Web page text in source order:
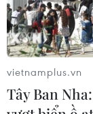
vietnamplus.vn
Tây Ban